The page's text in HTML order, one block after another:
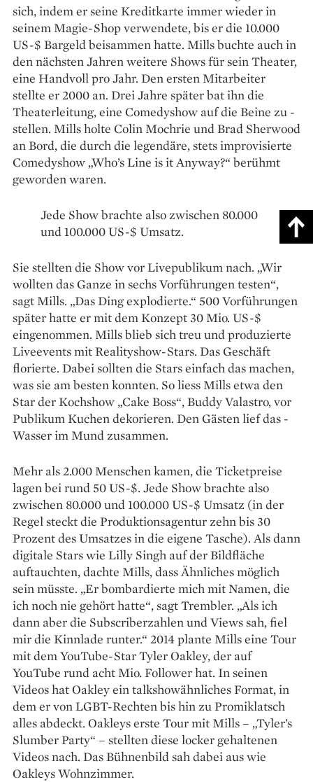
sich, indem er seine Kreditkarte immer wieder in
seinem Magie-Shop verwendete, bis er die 10.000
US-$ Bargeld beisammen hatte. Mills buchte auch in
den nächsten ­Jahren weitere Shows für sein Theater,
eine Handvoll pro Jahr. Den ersten Mitarbeiter
stellte er 2000 an. Drei Jahre später bat ihn die
Theaterleitung, eine Comedyshow auf die Beine zu ­
stellen. Mills holte Colin Mochrie und Brad Sherwood
an Bord, die durch die ­legendäre, stets improvisierte
Comedy­show „Who’s Line is it Anyway?“ berühmt
geworden waren.
Jede Show brachte also zwischen 80.000
und 100.000 US-$ Umsatz.
Sie stellten die Show vor Livepublikum nach. „Wir
wollten das Ganze in sechs Vorführungen testen“,
sagt Mills. „Das Ding explodierte.“ 500 Vorführungen
später hatte er mit dem Konzept 30 Mio. US-$
eingenommen. Mills blieb sich treu und produzierte
Liveevents mit Realityshow-Stars. Das Geschäft
florierte. Dabei sollten die Stars einfach das machen,
was sie am besten konnten. So liess Mills etwa den
Star der Kochshow „Cake Boss“, Buddy Valastro, vor
Publikum ­Kuchen dekorieren. Den Gästen lief das ­
Wasser im Mund zusammen.
Mehr als 2.000 Menschen kamen, die Ticketpreise
lagen bei rund 50 ­US-$. Jede Show brachte also
zwischen 80.000 und 100.000 US-$ Umsatz (in der
Regel steckt die Produktionsagentur zehn bis 30
Prozent des Umsatzes in die eigene Tasche). Als dann
digitale Stars wie Lilly Singh auf der Bildfläche
auftauchten, dachte Mills, dass Ähnliches möglich
sein müsste. „Er bombardierte mich mit Namen, die
ich noch nie gehört hatte“, sagt Trembler. „Als ich
dann aber die Subscriberzahlen und Views sah, fiel
mir die Kinnlade runter.“ 2014 plante Mills eine Tour
mit dem YouTube-Star Tyler Oakley, der auf
YouTube rund acht Mio. Follower hat. In seinen
Videos hat Oakley ein talkshowähnliches Format, in
dem er von LGBT-Rechten bis hin zu Promiklatsch
alles abdeckt. Oakleys erste Tour mit Mills – „Tyler’s
Slumber Party“ – stellten diese locker gehaltenen
Videos nach. Das Bühnenbild sah dabei aus wie
Oakleys Wohnzimmer.